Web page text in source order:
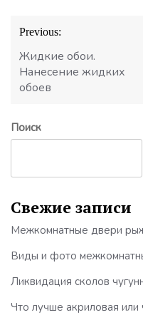
Навигация
по
записям
Previous:
Жидкие обои.
Нанесение жидких
обоев
Поиск
Свежие записи
Межкомнатные двери
Виды и фото
Ликвидация сколов
Что лучше акриловая или